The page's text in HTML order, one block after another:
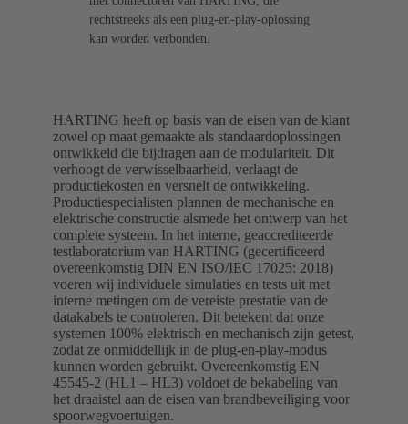
rechtstreeks als een plug-en-play-oplossing
kan worden verbonden.
HARTING heeft op basis van de eisen van de klant
zowel op maat gemaakte als standaardoplossingen
ontwikkeld die bijdragen aan de modulariteit. Dit
verhoogt de verwisselbaarheid, verlaagt de
productiekosten en versnelt de ontwikkeling.
Productiespecialisten plannen de mechanische en
elektrische constructie alsmede het ontwerp van het
complete systeem. In het interne, geaccrediteerde
testlaboratorium van HARTING (gecertificeerd
overeenkomstig DIN EN ISO/IEC 17025: 2018)
voeren wij individuele simulaties en tests uit met
interne metingen om de vereiste prestatie van de
datakabels te controleren. Dit betekent dat onze
systemen 100% elektrisch en mechanisch zijn getest,
zodat ze onmiddellijk in de plug-en-play-modus
kunnen worden gebruikt. Overeenkomstig EN
45545-2 (HL1 – HL3) voldoet de bekabeling van
het draaistel aan de eisen van brandbeveiliging voor
spoorwegvoertuigen.